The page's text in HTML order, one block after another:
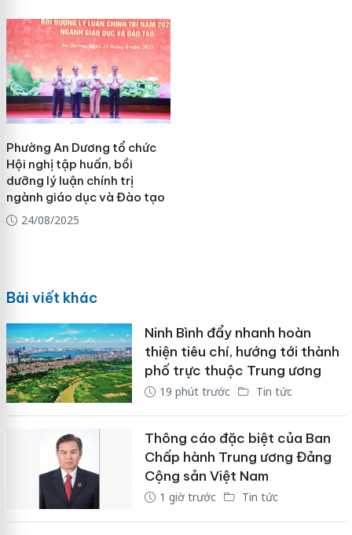
Phường An Dương tổ chức
Hội nghị tập huấn, bồi
dưỡng lý luận chính trị
ngành giáo dục và Đào tạo
24/08/2025
Bài viết khác
Ninh Bình đẩy nhanh hoàn
thiện tiêu chí, hướng tới thành
phố trực thuộc Trung ương
19 phút trước Tin tức
Thông cáo đặc biệt của Ban
Chấp hành Trung ương Đảng
Cộng sản Việt Nam
1 giờ trước Tin tức